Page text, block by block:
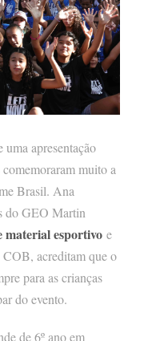
uma apresentação
muito a
Brasil. Ana
do GEO Martin
material esportivo e
acreditam que o
para as crianças
do evento.
de 6º ano em